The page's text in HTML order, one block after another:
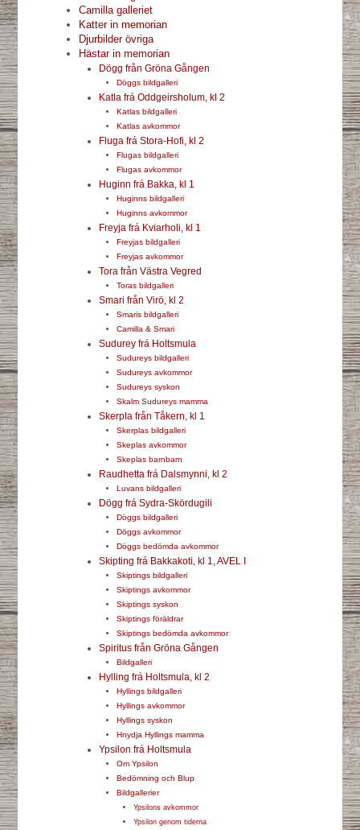
Camilla galleriet
Katter in memorian
Djurbilder övriga
Hästar in memorian
Dögg från Gröna Gången
Döggs bildgalleri
Katla frá Oddgeirsholum, kl 2
Katlas bildgalleri
Katlas avkommor
Fluga frá Stora-Hofi, kl 2
Flugas bildgalleri
Flugas avkommor
Huginn frá Bakka, kl 1
Huginns bildgalleri
Huginns avkommor
Freyja frá Kviarholi, kl 1
Freyjas bildgalleri
Freyjas avkommor
Tora från Västra Vegred
Toras bildgalleri
Smari från Virö, kl 2
Smaris bildgalleri
Camilla & Smari
Sudurey frá Holtsmula
Sudureys bildgalleri
Sudureys avkommor
Sudureys syskon
Skalm Sudureys mamma
Skerpla från Tåkern, kl 1
Skerplas bildgalleri
Skeplas avkommor
Skeplas barnbarn
Raudhetta frá Dalsmynni, kl 2
Luvans bildgalleri
Dögg frá Sydra-Skördugili
Döggs bildgalleri
Döggs avkommor
Döggs bedömda avkommor
Skipting frá Bakkakoti, kl 1, AVEL I
Skiptings bildgalleri
Skiptings avkommor
Skiptings syskon
Skiptings föräldrar
Skiptings bedömda avkommor
Spiritus från Gröna Gången
Bildgalleri
Hylling frá Holtsmula, kl 2
Hyllings bildgalleri
Hyllings avkommor
Hyllings syskon
Hnydja Hyllings mamma
Ypsilon frá Holtsmula
Om Ypsilon
Bedömning och Blup
Bildgallerier
Ypsilons avkommor
Ypsilon genom tiderna